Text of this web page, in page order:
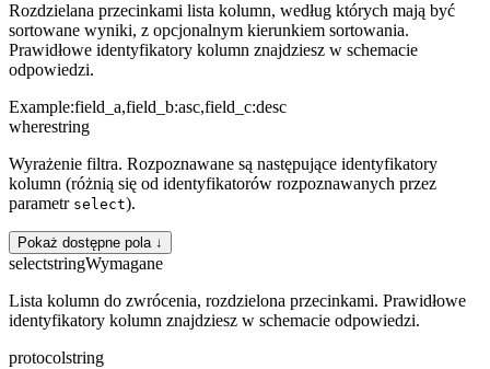
Rozdzielana przecinkami lista kolumn, według których mają być
sortowane wyniki, z opcjonalnym kierunkiem sortowania.
Prawidłowe identyfikatory kolumn znajdziesz w schemacie
odpowiedzi.
Example:field_a,field_b:asc,field_c:desc
wherestring
Wyrażenie filtra. Rozpoznawane są następujące identyfikatory
kolumn (różnią się od identyfikatorów rozpoznawanych przez
parametr select).
Pokaż dostępne pola ↓
selectstringWymagane
Lista kolumn do zwrócenia, rozdzielona przecinkami. Prawidłowe
identyfikatory kolumn znajdziesz w schemacie odpowiedzi.
protocolstring